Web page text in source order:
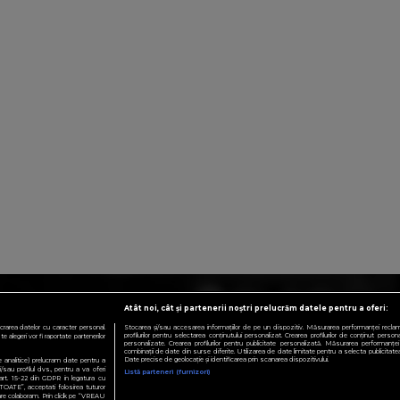
datelor cu caracter personal.
alegeri vor fi raportate partenerilor
prelucram date pentru a
profilul dvs., pentru a va oferi
15-22 din GDPR in legatura cu
TOATE”, acceptati folosirea tuturor
colaboram. Prin click pe “VREAU
Atât noi, cât și partenerii noștri prelucrăm datele pentru a oferi:
Stocarea și/sau accesarea informațiilor de pe un dispozitiv. Măsurarea performanței
profilurilor pentru selectarea conținutului personalizat. Crearea profilurilor de conținut
personalizate. Crearea profilurilor pentru publicitate personalizată. Măsurarea
combinații de date din surse diferite. Utilizarea de date limitate pentru a selecta
Date precise de geolocație și identificarea prin scanarea dispozitivului.
Listă parteneri (furnizori)